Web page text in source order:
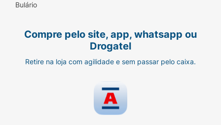
Bulário
Compre pelo site, app, whatsapp ou
Drogatel
Retire na loja com agilidade e sem passar pelo caixa.